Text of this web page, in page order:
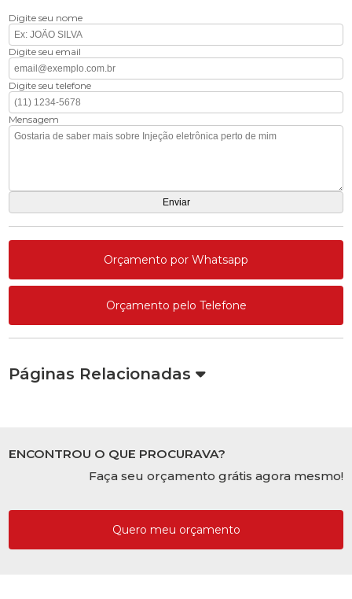
Digite seu nome
Digite seu email
Digite seu telefone
Mensagem
Orçamento por Whatsapp
Orçamento pelo Telefone
Páginas Relacionadas
ENCONTROU O QUE PROCURAVA?
Faça seu orçamento grátis agora mesmo!
Quero meu orçamento